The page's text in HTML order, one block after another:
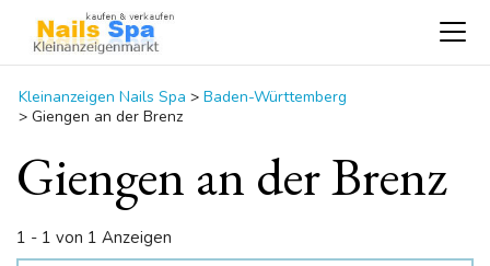
Kleinanzeigen Nails Spa > Baden-Württemberg
> Giengen an der Brenz
Giengen an der Brenz
1 - 1 von 1 Anzeigen